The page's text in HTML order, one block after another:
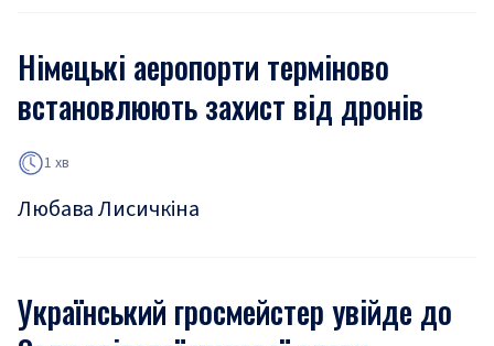
Німецькі аеропорти терміново
встановлюють захист від дронів
1 хв
Любава Лисичкіна
Український гросмейстер увійде до